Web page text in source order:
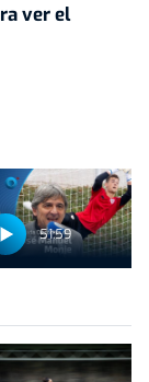
ver el
51:59